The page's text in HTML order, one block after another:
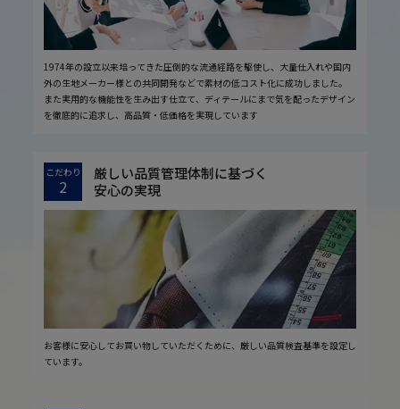
1974年の設立以来培ってきた圧倒的な流通経路を駆使し、大量仕入れや国内
外の生地メーカー様との共同開発などで素材の低コスト化に成功しました。
また実用的な機能性を生み出す仕立て、ディテールにまで気を配ったデザイン
を徹底的に追求し、高品質・低価格を実現しています
こだわり
2
厳しい品質管理体制に基づく
安心の実現
お客様に安心してお買い物していただくために、厳しい品質検査基準を設定し
ています。